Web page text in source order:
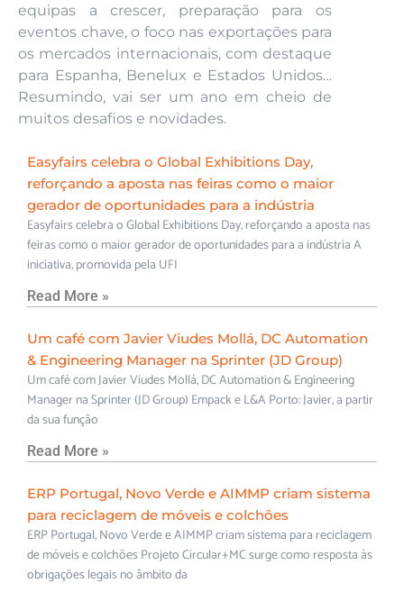
equipas a crescer, preparação para os
eventos chave, o foco nas exportações para
os mercados internacionais, com destaque
para Espanha, Benelux e Estados Unidos…
Resumindo, vai ser um ano em cheio de
muitos desafios e novidades.
Easyfairs celebra o Global Exhibitions Day,
reforçando a aposta nas feiras como o maior
gerador de oportunidades para a indústria
Easyfairs celebra o Global Exhibitions Day, reforçando a aposta nas
feiras como o maior gerador de oportunidades para a indústria A
iniciativa, promovida pela UFI
Read More »
Um café com Javier Viudes Mollá, DC Automation
& Engineering Manager na Sprinter (JD Group)
Um café com Javier Viudes Mollá, DC Automation & Engineering
Manager na Sprinter (JD Group) Empack e L&A Porto: Javier, a partir
da sua função
Read More »
ERP Portugal, Novo Verde e AIMMP criam sistema
para reciclagem de móveis e colchões
ERP Portugal, Novo Verde e AIMMP criam sistema para reciclagem
de móveis e colchões Projeto Circular+MC surge como resposta às
obrigações legais no âmbito da